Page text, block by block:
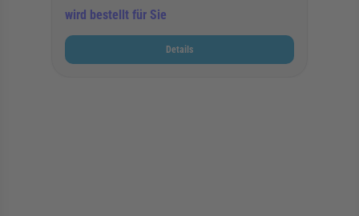
wird bestellt für Sie
Details